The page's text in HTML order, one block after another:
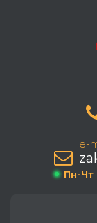
e-
Пн-Чт